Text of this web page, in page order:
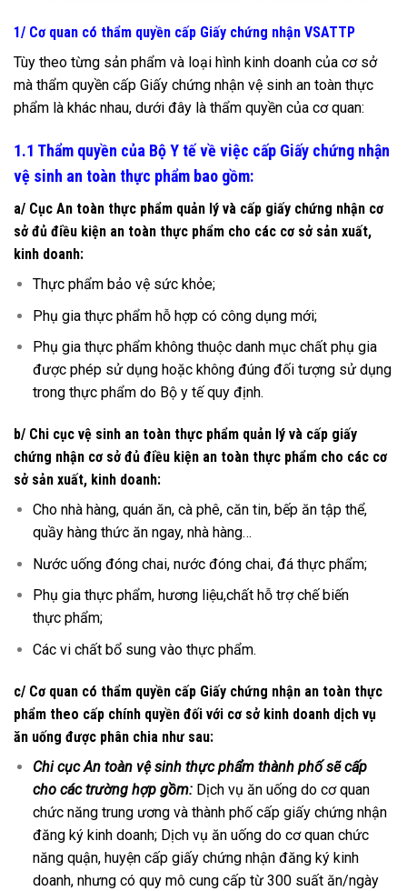
1/ Cơ quan có thẩm quyền cấp Giấy chứng nhận VSATTP
Tùy theo từng sản phẩm và loại hình kinh doanh của cơ sở
mà thẩm quyền cấp Giấy chứng nhận vệ sinh an toàn thực
phẩm là khác nhau, dưới đây là thẩm quyền của cơ quan:
1.1 Thẩm quyền của Bộ Y tế về việc cấp Giấy chứng nhận
vệ sinh an toàn thực phẩm bao gồm:
a/ Cục An toàn thực phẩm quản lý và cấp giấy chứng nhận cơ
sở đủ điều kiện an toàn thực phẩm cho các cơ sở sản xuất,
kinh doanh:
Thực phẩm bảo vệ sức khỏe;
Phụ gia thực phẩm hỗ hợp có công dụng mới;
Phụ gia thực phẩm không thuộc danh mục chất phụ gia
được phép sử dụng hoặc không đúng đối tượng sử dụng
trong thực phẩm do Bộ y tế quy định.
b/ Chi cục vệ sinh an toàn thực phẩm quản lý và cấp giấy
chứng nhận cơ sở đủ điều kiện an toàn thực phẩm cho các cơ
sở sản xuất, kinh doanh:
Cho nhà hàng, quán ăn, cà phê, căn tin, bếp ăn tập thể,
quầy hàng thức ăn ngay, nhà hàng…
Nước uống đóng chai, nước đóng chai, đá thực phẩm;
Phụ gia thực phẩm, hương liệu,chất hỗ trợ chế biến
thực phẩm;
Các vi chất bổ sung vào thực phẩm.
c/ Cơ quan có thẩm quyền cấp Giấy chứng nhận an toàn thực
phẩm theo cấp chính quyền đối với cơ sở kinh doanh dịch vụ
ăn uống được phân chia như sau:
Chi cục An toàn vệ sinh thực phẩm thành phố sẽ cấp
cho các trường hợp gồm:Dịch vụ ăn uống do cơ quan
chức năng trung ương và thành phố cấp giấy chứng nhận
đăng ký kinh doanh; Dịch vụ ăn uống do cơ quan chức
năng quận, huyện cấp giấy chứng nhận đăng ký kinh
doanh, nhưng có quy mô cung cấp từ 300 suất ăn/ngày